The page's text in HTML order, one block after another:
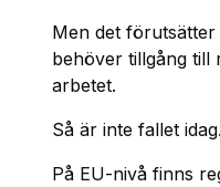
Men det
behöver tillgång till
arbetet.
Så är inte fallet idag.
På EU-nivå finns